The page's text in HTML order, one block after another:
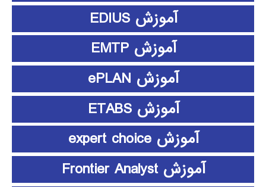
آموزش EDIUS
آموزش EMTP
آموزش ePLAN
آموزش ETABS
آموزش expert choice
آموزش Frontier Analyst